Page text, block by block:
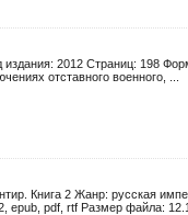
издания: 2012 Страниц: 198
отставного военного, ...
Книга 2 Жанр: русская
epub, pdf, rtf Размер файла: